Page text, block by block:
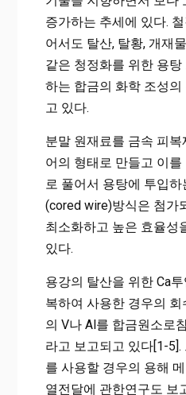
증가하는 추세에 있다.
어서도 탈산, 탈황, 개재
같은 청정화를 위한 용
하는 합금의 화학 조성
고 있다.
분말 원재료를 금속 피
어의 형태로 만들고 이
로 풀어서 용탕에 투입
(cored wire)방식은 첨가
최소화하고 높은 효율성
있다.
용강의 탈산을 위한 Ca
복하여 사용한 경우의
의 V나 Al를 합금원소로
라고 보고되고 있다[1-
를 사용할 경우의 용해
열전달에 관한연구도 보